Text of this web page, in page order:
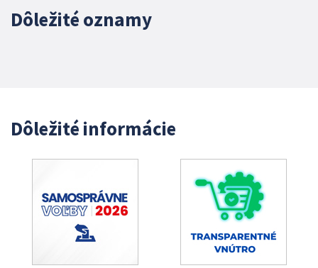
Dôležité oznamy
Dôležité informácie